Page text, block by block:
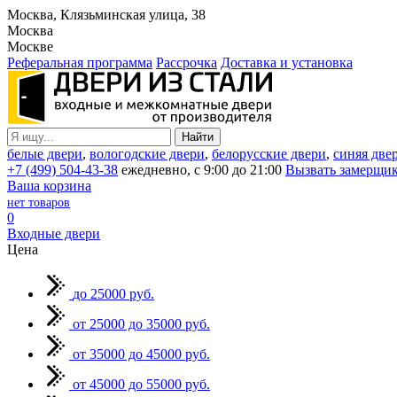
Москва, Клязьминская улица, 38
Москва
Москве
Реферальная программа Рассрочка Доставка и установка
белые двери, вологодские двери, белорусские двери, синяя
+7 (499) 504-43-38 ежедневно, с 9:00 до 21:00 Вызвать
Ваша корзина
нет товаров
0
Входные двери
Цена
до 25000 руб.
от 25000 до 35000 руб.
от 35000 до 45000 руб.
от 45000 до 55000 руб.